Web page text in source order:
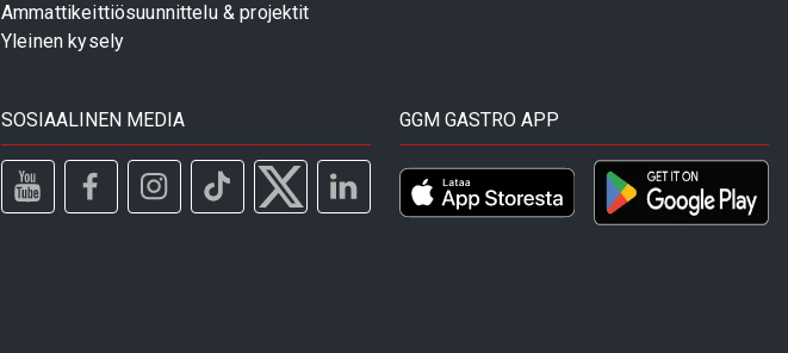
Ammattikeittiösuunnittelu & projektit
Yleinen kysely
SOSIAALINEN MEDIA GGM GASTRO APP